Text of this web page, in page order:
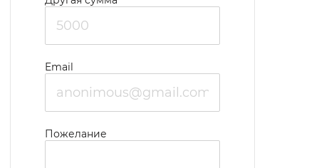
дни рождения с совместным чаепитием и
сладким столом.
Email
Пожелание